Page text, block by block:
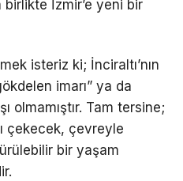
İzmir’e yeni bir
isteriz ki; İnciraltı’nın
imarı” ya da
olmamıştır. Tam tersine;
çekecek, çevreyle
bir yaşam